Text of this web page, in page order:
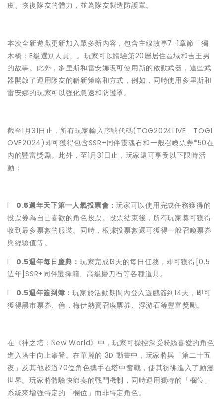
疫、恢復隊友的體力，並為隊友製造防護罩。
本次全新遊戲更新加入眾多新內容，包含主線故事7-1章節「獨
木橋：E級選別人員」。玩家可以體驗第20層居住區域和吉王男
的故事。此外，多里斯和雷安娜現可使用新的啟動武器，這些武
器開啟了運用隊友的嶄新策略和方式，例如，同時使用多里斯和
雷安娜的玩家可以強化急速和防護罩。
截至1月31日止，所有玩家輸入序號代碼(TOG2024LIVE、TOGL
OVE2024)即可獲得包含SSR+同伴靈魂石和一般召喚票券*50在
內的豐富獎勵。此外，至1月31日止，玩家還可享受以下限時活
動：
l 0.5週年天下第一人氣投票會：玩家可以使用完成任務獲得的
投票券為自己喜歡的角色投票。投票結束後，所有玩家獎可獲得
收到最多票數的服裝。同時，根據投票數還可獲得一般召喚票券
與經驗值等。
l 0.5週年每日慶典： 玩家完成13天的每日任務，即可獲得[0.5
週年]SSR+同伴選擇箱、高級磨刀石等各種道具。
l 0.5週年簽到簿：玩家於活動期間內登入遊戲簽到14天，即可
獲得黑市票券、倫．梅伊熱賣召喚票券、浮游石等豐富獎勵。
在《神之塔：New World》中，玩家可操控深受粉絲喜愛的角色
進入塔中向上攀登。在華麗的 3D 動畫中，玩家將與「第二十五
夜」及其他超過70位角色攜手在塔中奮戰，使其彷彿進入了動漫
世界。玩家將體驗快節奏的戰鬥機制，同時運用獨特的「欄位」
系統來增強特定的「欄位」而非特定角色。